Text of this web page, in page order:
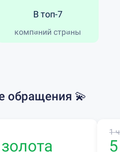
В топ-7
компаний страны
обращения 💫
1